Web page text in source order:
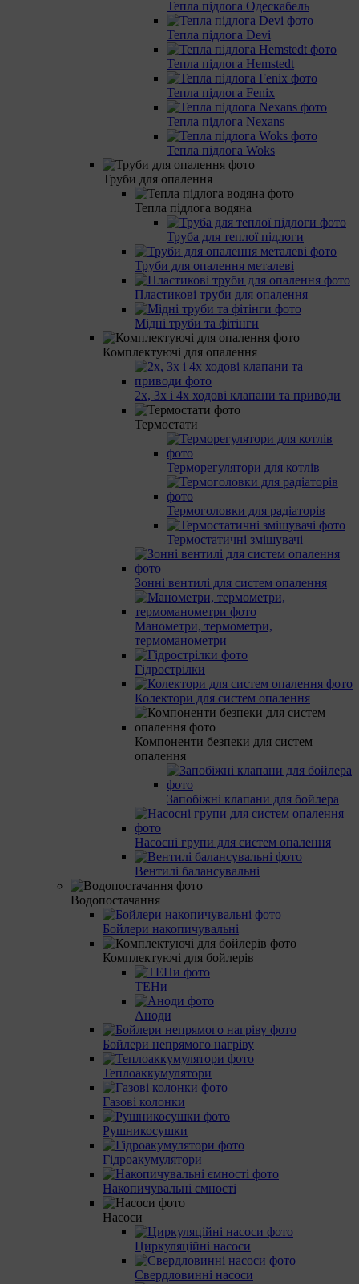
Тепла підлога Одескабель
Тепла підлога Devi
Тепла підлога Hemstedt
Тепла підлога Fenix
Тепла підлога Nexans
Тепла підлога Woks
Труби для опалення
Тепла підлога водяна
Труба для теплої підлоги
Труби для опалення металеві
Пластикові труби для опалення
Мідні труби та фітінги
Комплектуючі для опалення
2х, 3х і 4х ходові клапани та приводи
Термостати
Терморегулятори для котлів
Термоголовки для радіаторів
Термостатичні змішувачі
Зонні вентилі для систем опалення
Манометри, термометри,
термоманометри
Гідрострілки
Колектори для систем опалення
Компоненти безпеки для систем
опалення
Запобіжні клапани для бойлера
Насосні групи для систем опалення
Вентилі балансувальні
Водопостачання
Бойлери накопичувальні
Комплектуючі для бойлерів
ТЕНи
Аноди
Бойлери непрямого нагріву
Теплоаккумулятори
Газові колонки
Рушникосушки
Гідроакумулятори
Накопичувальні ємності
Насоси
Циркуляційні насоси
Свердловинні насоси